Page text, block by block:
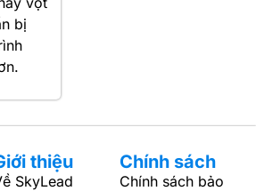
bị
thiệu
SkyLead
Chính sách
Chính sách bảo